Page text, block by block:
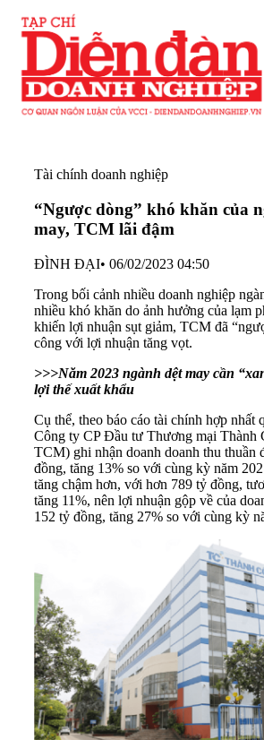
Tài chính doanh nghiệp
“Ngược dòng” khó khăn của
may, TCM lãi đậm
ĐÌNH ĐẠI• 06/02/2023 04:50
Trong bối cảnh nhiều doanh nghiệp
nhiều khó khăn do ảnh hưởng của lạm
khiến lợi nhuận sụt giảm, TCM đã
công với lợi nhuận tăng vọt.
>>>Năm 2023 ngành dệt may cần
lợi thế xuất khẩu
Cụ thể, theo báo cáo tài chính hợp nhất
Công ty CP Đầu tư Thương mại Thành
TCM) ghi nhận doanh doanh thu thuần
đồng, tăng 13% so với cùng kỳ năm
tăng chậm hơn, với hơn 789 tỷ đồng,
tăng 11%, nên lợi nhuận gộp về của
152 tỷ đồng, tăng 27% so với cùng kỳ